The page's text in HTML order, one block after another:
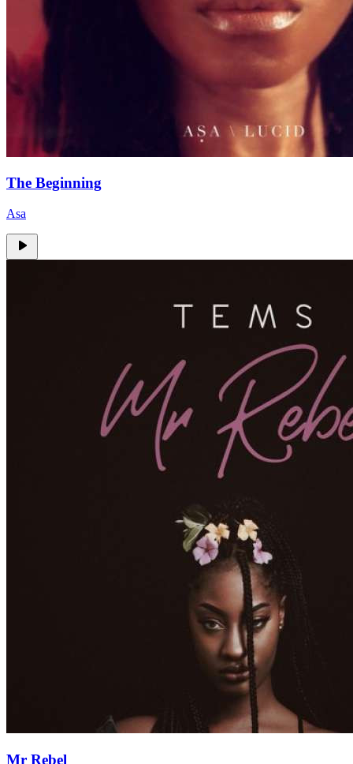
The Beginning
Asa
Mr Rebel